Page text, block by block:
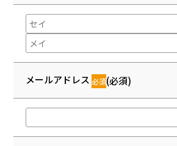
メールアドレス (必須)